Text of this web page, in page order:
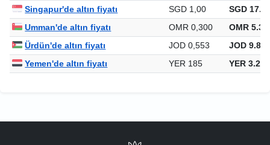
Singapur'de altın fiyatı
SGD 1,00
SGD
Umman'de altın fiyatı
OMR 0,300
OMR
Ürdün'de altın fiyatı
JOD 0,553
JOD
Yemen'de altın fiyatı
YER 185 YER